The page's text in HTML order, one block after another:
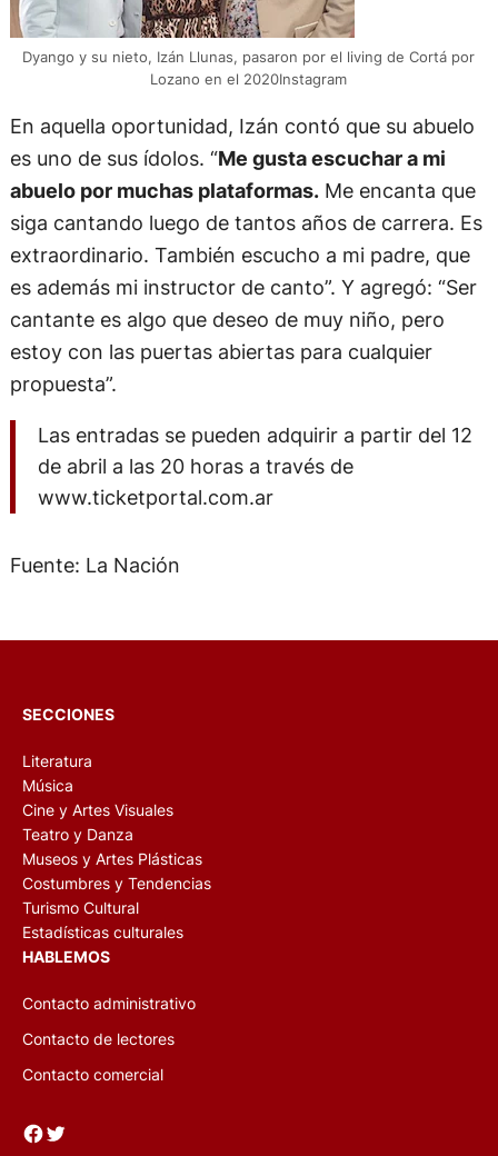
Dyango y su nieto, Izán Llunas, pasaron por el living de Cortá por
Lozano en el 2020Instagram
En aquella oportunidad, Izán contó que su abuelo
es uno de sus ídolos. “Me gusta escuchar a mi
abuelo por muchas plataformas.Me encanta que
siga cantando luego de tantos años de carrera. Es
extraordinario. También escucho a mi padre, que
es además mi instructor de canto”. Y agregó: “Ser
cantante es algo que deseo de muy niño, pero
estoy con las puertas abiertas para cualquier
propuesta”.
Las entradas se pueden adquirir a partir del 12
de abril a las 20 horas a través de
www.ticketportal.com.ar
Fuente: La Nación
SECCIONES
Literatura
Música
Cine y Artes Visuales
Teatro y Danza
Museos y Artes Plásticas
Costumbres y Tendencias
Turismo Cultural
Estadísticas culturales
HABLEMOS
Contacto administrativo
Contacto de lectores
Contacto comercial
Facebook Twitter